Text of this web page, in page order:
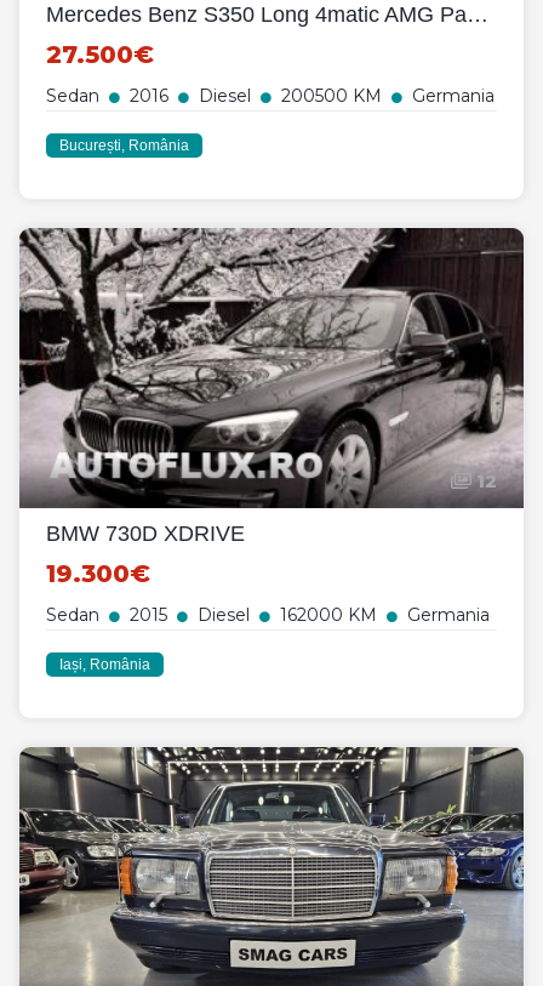
Mercedes Benz S350 Long 4matic AMG Pack 3.0 CDI 2016 Panoramic Masaj Perne Distronic+
27.500€
Sedan 2016 Diesel 200500 KM Germania
București, România
12
BMW 730D XDRIVE
19.300€
Sedan 2015 Diesel 162000 KM Germania
Iași, România